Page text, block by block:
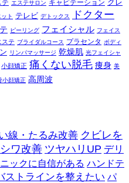
テ エステサロン キャビテーション クレ
ト テレビ デトックス
ドクター
ピーリング フェイシャル フェイス
ステ ブライダルコース プラセンタ ボディ
リンパマッサージ 乾燥肌 光フェイシャ
小顔矯正 痛くない脱毛 痩身 美
小顔矯正 高周波
線・たるみ改善 クビレを
シワ改善 ツヤハリUP デリ
ックに自信がある ハンドテ
ストラインを整えたい パ